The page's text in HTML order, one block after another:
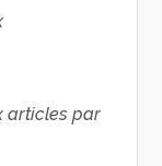
articles par